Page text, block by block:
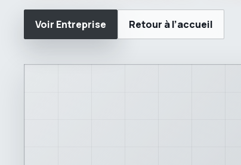
Voir Entreprise Retour à l’accueil